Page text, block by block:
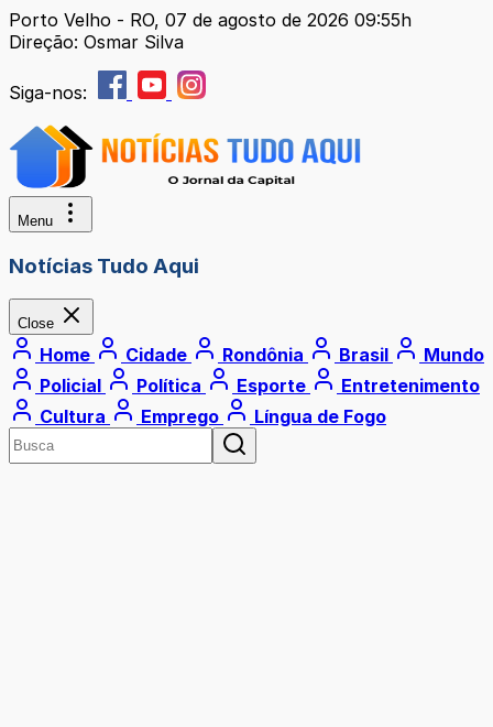
Porto Velho - RO, 07 de agosto de 2026 09:55h
Direção: Osmar Silva
Siga-nos:
Menu
Notícias Tudo Aqui
Close
Home Cidade Rondônia Brasil
Mundo
Policial
Política Esporte
Entretenimento
Cultura
Emprego Língua de Fogo